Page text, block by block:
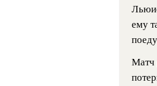
ему
Матч